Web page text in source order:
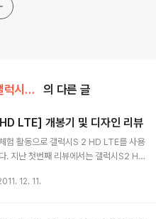
삼성전자/갤럭시S2 HD LTE 의 다른 글
LTE] 개봉기 및 디자인 리뷰
험 활동으로 갤럭시S 2 HD LTE를 사용
. 지난 첫번째 리뷰에서는 갤럭시S2 HD
서는 제품 개봉기 및 디자인에 대해 늦게
12. 11.